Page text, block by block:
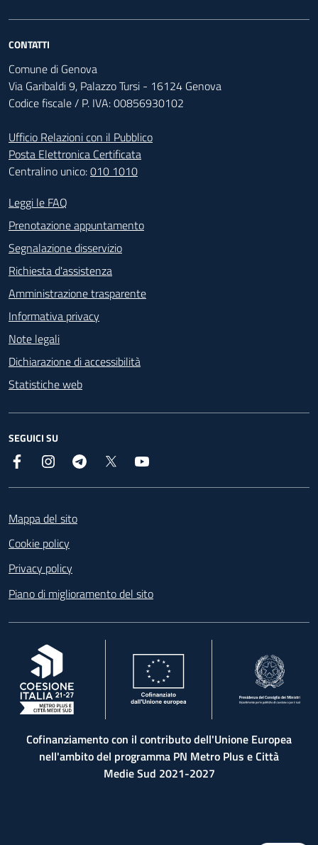
CONTATTI
Comune di Genova
Via Garibaldi 9, Palazzo Tursi - 16124 Genova
Codice fiscale / P. IVA: 00856930102
Ufficio Relazioni con il Pubblico
Posta Elettronica Certificata
Centralino unico:010 1010
Footer - Contatti
Leggi le FAQ
Prenotazione appuntamento
Segnalazione disservizio
Richiesta d'assistenza
Amministrazione trasparente
Informativa privacy
Note legali
Dichiarazione di accessibilità
Statistiche web
SEGUICI SU
Facebook InstagramTelegram
Mappa del sito
Cookie policy
Privacy policy
Piano di miglioramento del sito
, apre in una nuova scheda
Cofinanziamento con il contributo dell'Unione Europea
nell'ambito del programma PN Metro Plus e Città
Medie Sud 2021-2027